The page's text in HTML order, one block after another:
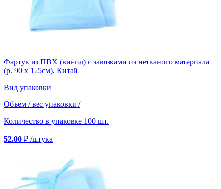
Фартук из ПВХ (винил) с завязками из нетканого материала
(р. 90 х 125см), Китай
Вид упаковки
Объем / вес упаковки /
Количество в упаковке 100 шт.
52.00 ₽ /штука